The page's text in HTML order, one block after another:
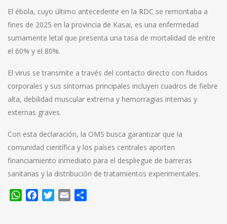
El ébola, cuyo último antecedente en la RDC se remontaba a
fines de 2025 en la provincia de Kasai, es una enfermedad
sumamente letal que presenta una tasa de mortalidad de entre
el 60% y el 80%.
El virus se transmite a través del contacto directo con fluidos
corporales y sus síntomas principales incluyen cuadros de fiebre
alta, debilidad muscular extrema y hemorragias internas y
externas graves.
Con esta declaración, la OMS busca garantizar que la
comunidad científica y los países centrales aporten
financiamiento inmediato para el despliegue de barreras
sanitarias y la distribución de tratamientos experimentales.
WhatsApp
FacebookTwitter
Email